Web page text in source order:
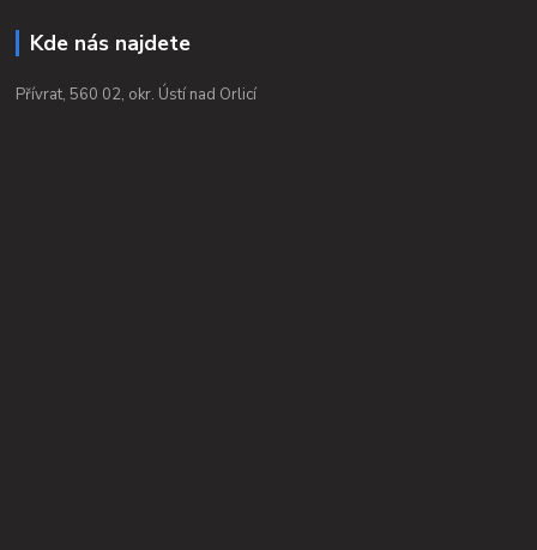
Kde nás najdete
Přívrat, 560 02, okr. Ústí nad Orlicí